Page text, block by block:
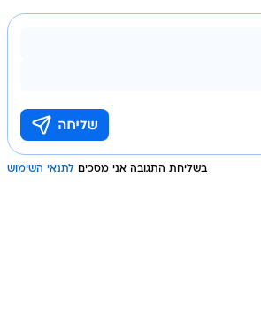
בשליחת התגובה אני מסכים לתנאי השימוש